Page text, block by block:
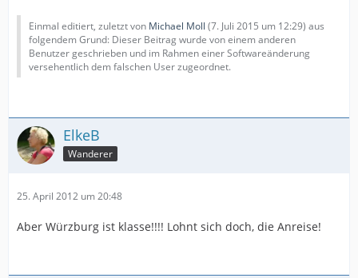
Einmal editiert, zuletzt von Michael Moll (7. Juli 2015 um 12:29) aus
folgendem Grund: Dieser Beitrag wurde von einem anderen
Benutzer geschrieben und im Rahmen einer Softwareänderung
versehentlich dem falschen User zugeordnet.
ElkeB
Wanderer
25. April 2012 um 20:48
Aber Würzburg ist klasse!!!! Lohnt sich doch, die Anreise!